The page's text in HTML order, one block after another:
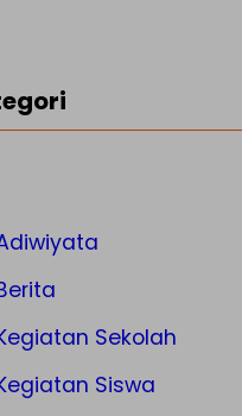
Sekolah
Siswa